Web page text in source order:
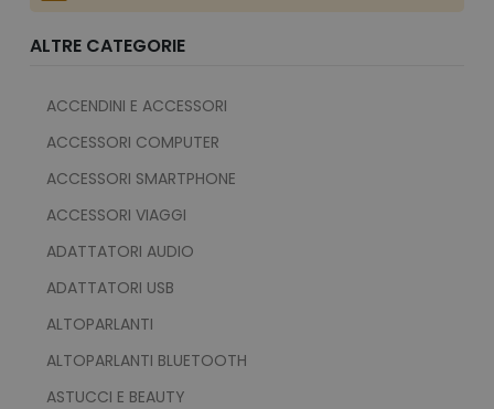
ALTRE CATEGORIE
ACCENDINI E ACCESSORI
ACCESSORI COMPUTER
ACCESSORI SMARTPHONE
ACCESSORI VIAGGI
ADATTATORI AUDIO
ADATTATORI USB
ALTOPARLANTI
ALTOPARLANTI BLUETOOTH
ASTUCCI E BEAUTY